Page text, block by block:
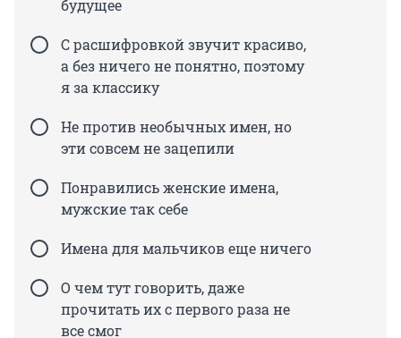
будущее
С расшифровкой звучит красиво,
а без ничего не понятно, поэтому
я за классику
Не против необычных имен, но
эти совсем не зацепили
Понравились женские имена,
мужские так себе
Имена для мальчиков еще ничего
О чем тут говорить, даже
прочитать их с первого раза не
все смог